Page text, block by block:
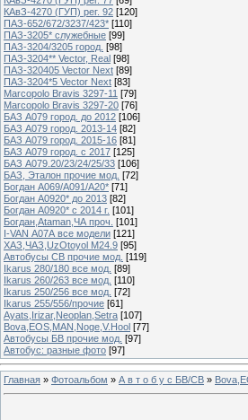
КАвЗ-4270 (ГУП) рег. 92 [120]
ПАЗ-652/672/3237/423* [110]
ПАЗ-3205* служебные [99]
ПАЗ-3204/3205 город. [98]
ПАЗ-3204** Vector, Real [98]
ПАЗ-320405 Vector Next [89]
ПАЗ-3204*5 Vector Next [83]
Marcopolo Bravis 3297-11 [79]
Marcopolo Bravis 3297-20 [76]
БАЗ А079 город. до 2012 [106]
БАЗ А079 город. 2013-14 [82]
БАЗ А079 город. 2015-16 [81]
БАЗ А079 город. с 2017 [125]
БАЗ А079.20/23/24/25/33 [106]
БАЗ, Эталон прочие мод. [72]
Богдан А069/А091/А20* [71]
Богдан А0920* до 2013 [82]
Богдан А0920* с 2014 г. [101]
Богдан,Ataman,ЧА проч. [101]
I-VAN А07А все модели [121]
ХАЗ,ЧАЗ,UzOtoyol M24.9 [95]
Автобусы СВ прочие мод. [119]
Ikarus 280/180 все мод. [89]
Ikarus 260/263 все мод. [110]
Ikarus 250/256 все мод. [72]
Ikarus 255/556/прочие [61]
Ayats,Irizar,Neoplan,Setra [107]
Bova,EOS,MAN,Noge,V.Hool [77]
Автобусы БВ прочие мод. [97]
Автобус: разные фото [97]
Главная » Фотоальбом » А в т о б у с БВ/СВ »